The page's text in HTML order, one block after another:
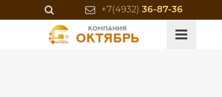
+7(4932) 36-87-36